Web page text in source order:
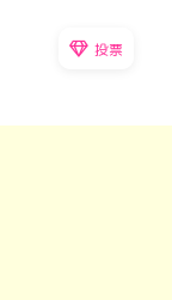
投票